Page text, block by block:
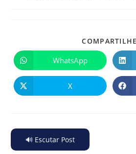
COMPARTILHE
WhatsApp
X
🔊 Escutar Post